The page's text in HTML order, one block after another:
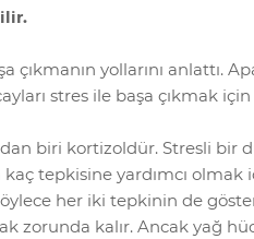
yollarını anlattı.
stres ile başa çıkmak
biri kortizoldür. Stresli bir
tepkisine yardımcı olmak
her iki tepkinin de
zorunda kalır. Ancak yağ